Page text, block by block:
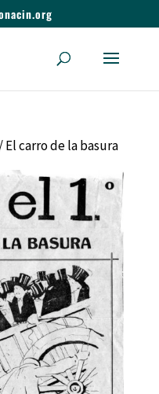
El carro de la basura